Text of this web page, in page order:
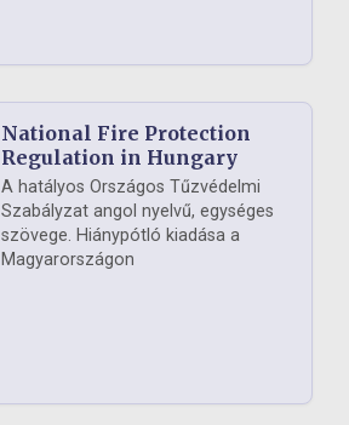
National Fire Protection
Regulation in Hungary
A hatályos Országos Tűzvédelmi
Szabályzat angol nyelvű, egységes
szövege. Hiánypótló kiadása a
Magyarországon